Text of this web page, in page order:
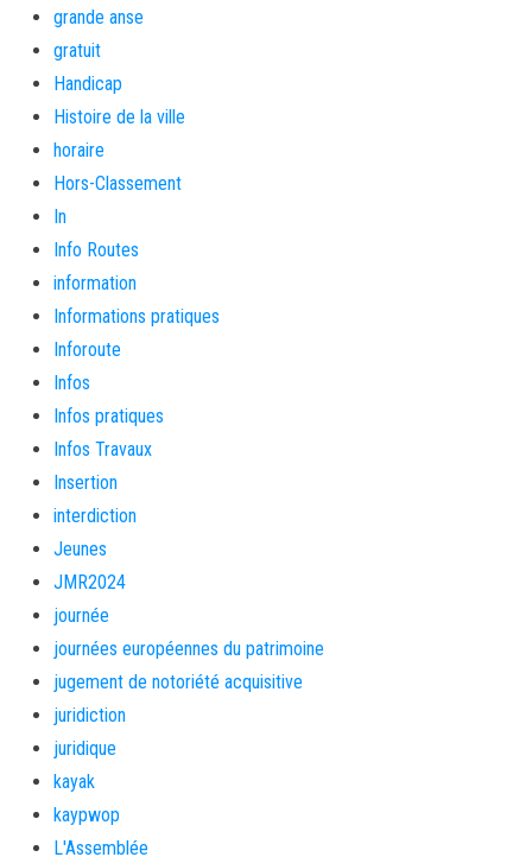
grande anse
gratuit
Handicap
Histoire de la ville
horaire
Hors-Classement
In
Info Routes
information
Informations pratiques
Inforoute
Infos
Infos pratiques
Infos Travaux
Insertion
interdiction
Jeunes
JMR2024
journée
journées européennes du patrimoine
jugement de notoriété acquisitive
juridiction
juridique
kayak
kaypwop
L'Assemblée